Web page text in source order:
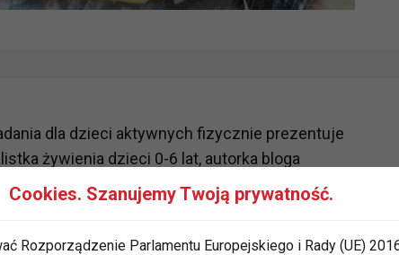
dla dzieci aktywnych fizycznie prezentuje
żywienia dzieci 0-6 lat, autorka bloga
– w nich największa moc się skrywa!”.
Cookies. Szanujemy Twoją prywatność.
Rozporządzenie Parlamentu Europejskiego i Rady (UE)